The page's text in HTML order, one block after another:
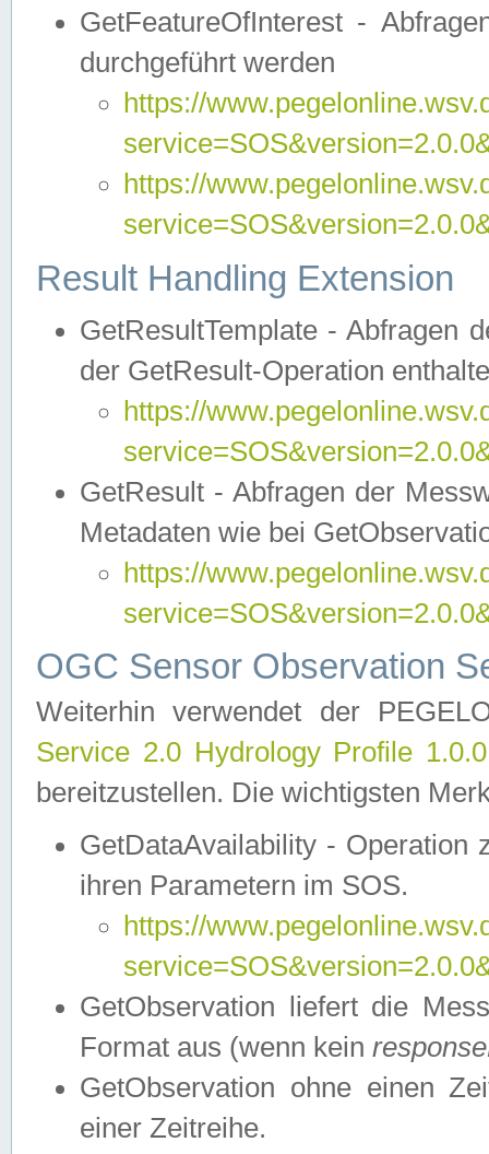
GetFeatureOfInterest -
durchgeführt werden
https://
https://
Result Handling Extension
GetResultTemplate - Abfragen
der GetResult-Operation
https://
GetResult - Abfragen der
Metadaten wie bei
https://
OGC Sensor Observation
Weiterhin verwendet der
Service 2.0 Hydrology Profile
bereitzustellen. Die wichtigsten
GetDataAvailability - Operation
ihren Parametern im SOS.
https://
GetObservation liefert die
Format aus (wenn kein
GetObservation ohne einen
einer Zeitreihe.